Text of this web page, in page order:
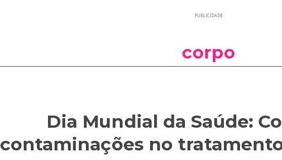
PUBLICIDADE
corpo
Dia Mundial da Saúde:
contaminações no